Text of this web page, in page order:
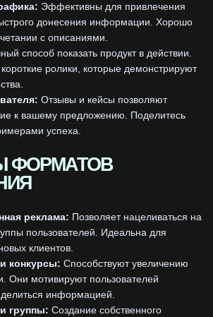
Эффективны для привлечения
донесения информации. Хорошо
с описаниями.
способ показать продукт в действии.
ролики, которые демонстрируют
Отзывы и кейсы позволяют
к вашему предложению. Поделитесь
успеха.
ФОРМАТОВ
реклама: Позволяет нацеливаться на
пользователей. Идеальна для
клиентов.
конкурсы: Способствуют увеличению
Они мотивируют пользователей
делиться информацией.
группы: Создание собственного